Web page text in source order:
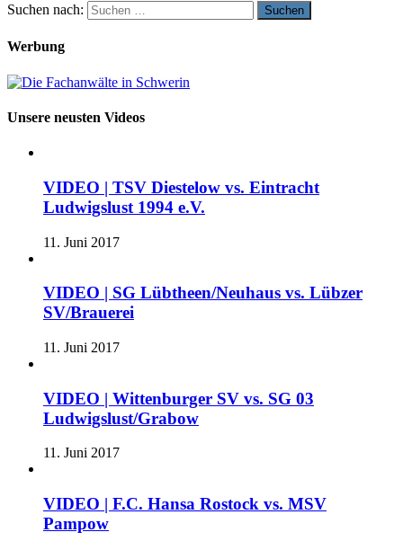
Suchen nach:
Werbung
Unsere neusten Videos
VIDEO | TSV Diestelow vs. Eintracht
Ludwigslust 1994 e.V.
11. Juni 2017
VIDEO | SG Lübtheen/Neuhaus vs. Lübzer
SV/Brauerei
11. Juni 2017
VIDEO | Wittenburger SV vs. SG 03
Ludwigslust/Grabow
11. Juni 2017
VIDEO | F.C. Hansa Rostock vs. MSV
Pampow